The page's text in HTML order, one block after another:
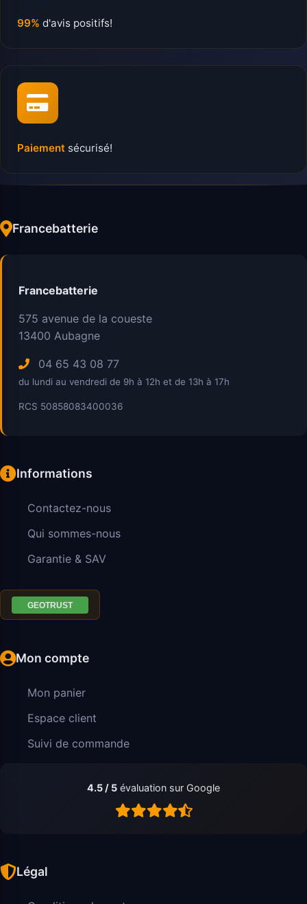
99% d'avis positifs!
Paiement sécurisé!
Francebatterie
Francebatterie
575 avenue de la coueste
13400 Aubagne
04 65 43 08 77
du lundi au vendredi de 9h à 12h et de 13h à 17h
RCS 50858083400036
Informations
Contactez-nous
Qui sommes-nous
Garantie & SAV
Mon compte
Mon panier
Espace client
Suivi de commande
4.5 / 5 évaluation sur Google
Légal